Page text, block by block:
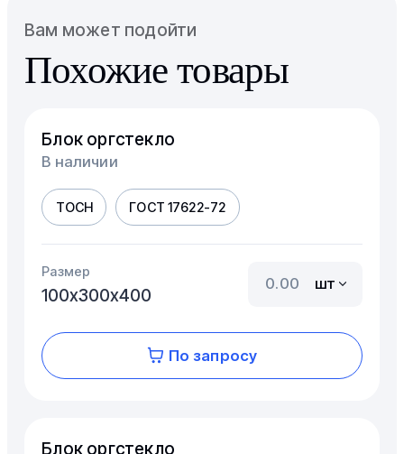
Вам может подойти
Похожие товары
Блок оргстекло
В наличии
ТОСН ГОСТ 17622-72
Размер
100х300х400
шт
По запросу
Блок оргстекло